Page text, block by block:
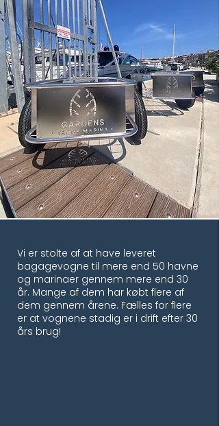
Vi er stolte af at have leveret
bagagevogne til mere end 50 havne
og marinaer gennem mere end 30
år. Mange af dem har købt flere af
dem gennem årene. Fælles for flere
er at vognene stadig er i drift efter 30
års brug!